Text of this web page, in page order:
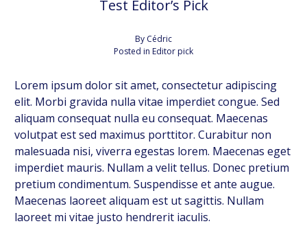
Test Editor’s Pick
By Cédric
Posted in Editor pick
Lorem ipsum dolor sit amet, consectetur adipiscing
elit. Morbi gravida nulla vitae imperdiet congue. Sed
aliquam consequat nulla eu consequat. Maecenas
volutpat est sed maximus porttitor. Curabitur non
malesuada nisi, viverra egestas lorem. Maecenas eget
imperdiet mauris. Nullam a velit tellus. Donec pretium
pretium condimentum. Suspendisse et ante augue.
Maecenas laoreet aliquam est ut sagittis. Nullam
laoreet mi vitae justo hendrerit iaculis.